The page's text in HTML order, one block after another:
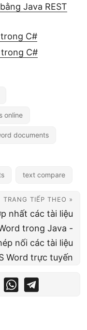
Java REST
C#
trong C#
online
documents
text compare
TRANG TIẾP THEO »
nhất các tài liệu
trong Java -
nối các tài liệu
Word trực tuyến